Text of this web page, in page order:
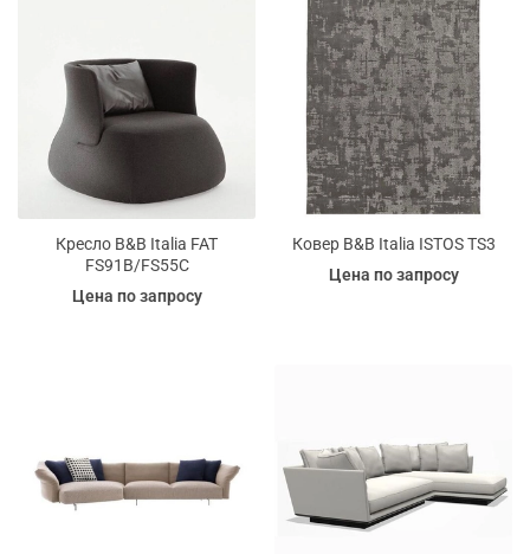
Кресло B&B Italia FAT
FS91B/FS55C
Цена по запросу
Ковер B&B Italia ISTOS TS3
Цена по запросу